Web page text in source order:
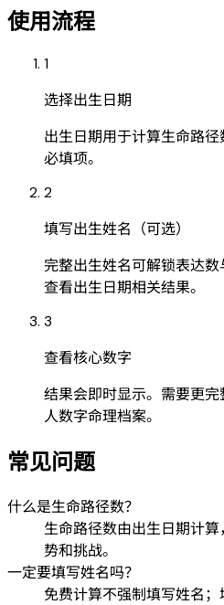
使用流程
1
选择出生日期
出生日期用于计算生命路
必填项。
2
填写出生姓名（可选）
完整出生姓名可解锁表达
查看出生日期相关结果。
3
查看核心数字
结果会即时显示。需要更
人数字命理档案。
常见问题
什么是生命路径数？
生命路径数由出生日期计
势和挑战。
一定要填写姓名吗？
免费计算不强制填写姓名